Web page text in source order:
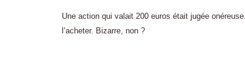
Une action qui valait 200 euros était jugée
l’acheter. Bizarre, non ?